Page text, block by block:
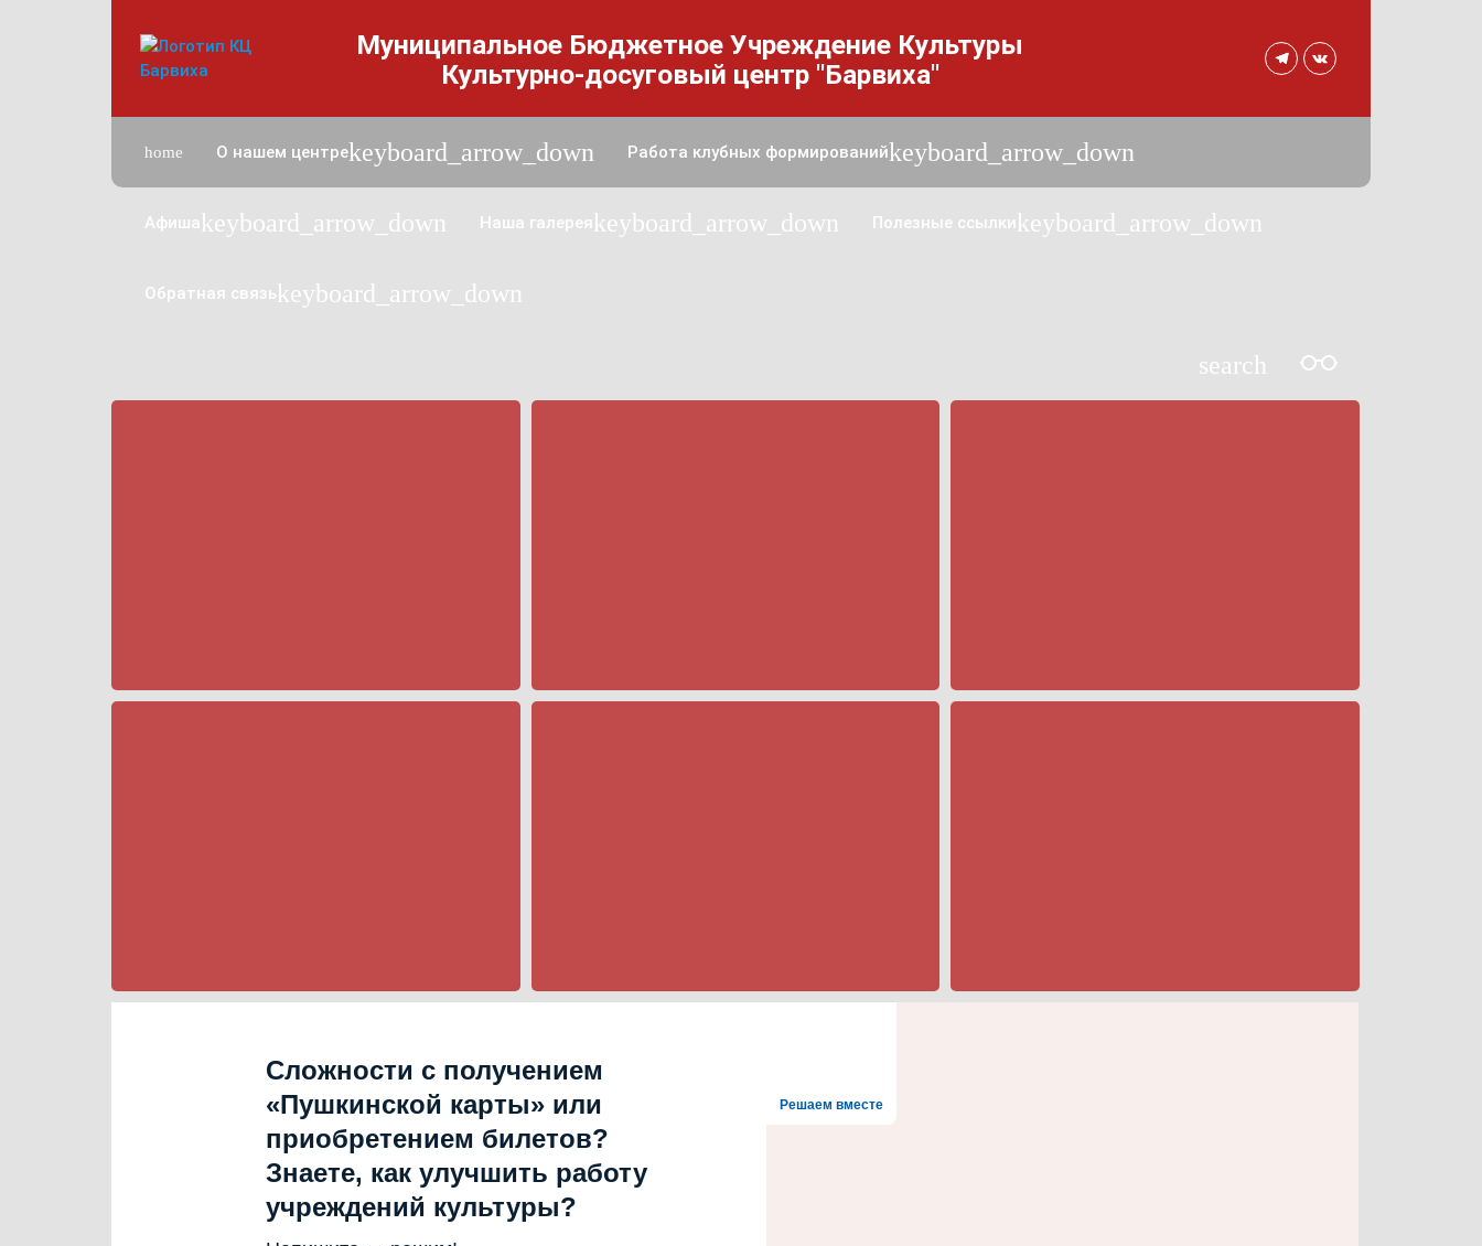
Муниципальное Бюджетное Учреждение Культуры
Культурно-досуговый центр "Барвиха"
home О нашем центреkeyboard_arrow_down Работа клубных формированийkeyboard_arrow_down
Афиша keyboard_arrow_down Наша галерея keyboard_arrow_down Полезные ссылки keyboard_arrow_down
Обратная связь keyboard_arrow_down
search
Решаем вместе
Сложности с получением
«Пушкинской карты» или
приобретением билетов?
Знаете, как улучшить работу
учреждений культуры?